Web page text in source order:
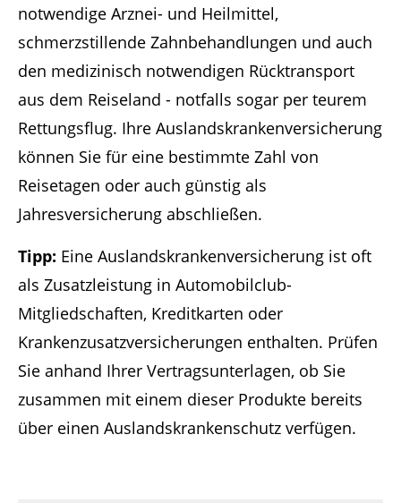
notwendige Arznei- und Heilmittel,
schmerzstillende Zahnbehandlungen und auch
den medizinisch notwendigen Rücktransport
aus dem Reiseland - notfalls sogar per teurem
Rettungsflug. Ihre Auslandskrankenversicherung
können Sie für eine bestimmte Zahl von
Reisetagen oder auch günstig als
Jahresversicherung abschließen.
Tipp: Eine Auslandskrankenversicherung ist oft
als Zusatzleistung in Automobilclub-
Mitgliedschaften, Kreditkarten oder
Krankenzusatzversicherungen enthalten. Prüfen
Sie anhand Ihrer Vertragsunterlagen, ob Sie
zusammen mit einem dieser Produkte bereits
über einen Auslandskrankenschutz verfügen.